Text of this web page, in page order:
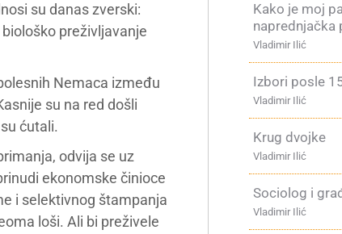
su danas zverski:
preživljavanje
Nemaca između
su na red došli
ćutali.
odvija se uz
ekonomske činioce
i selektivnog štampanja
loši. Ali bi preživele
Kako je moj
naprednjačka
Vladimir Ilić
Izbori posle
Vladimir Ilić
Krug dvojke
Vladimir Ilić
Sociolog i
Vladimir Ilić